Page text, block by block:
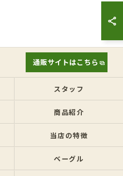
通販サイトはこちら
スタッフ
商品紹介
当店の特徴
ベーグル